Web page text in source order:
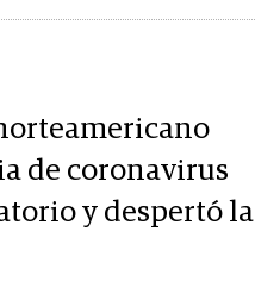
de coronavirus
y despertó la